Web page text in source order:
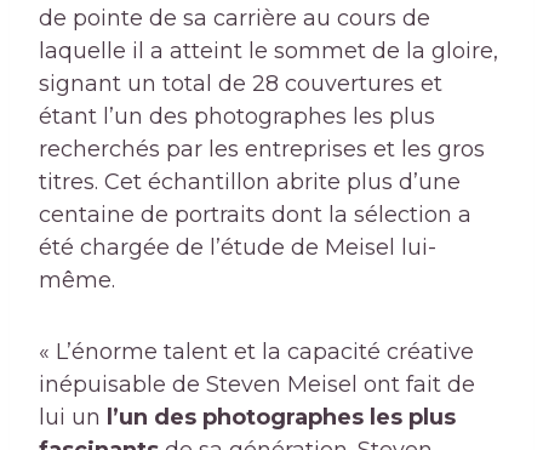
de pointe de sa carrière au cours de
laquelle il a atteint le sommet de la gloire,
signant un total de 28 couvertures et
étant l’un des photographes les plus
recherchés par les entreprises et les gros
titres. Cet échantillon abrite plus d’une
centaine de portraits dont la sélection a
été chargée de l’étude de Meisel lui-
même.
« L’énorme talent et la capacité créative
inépuisable de Steven Meisel ont fait de
lui un l’un des photographes les plus